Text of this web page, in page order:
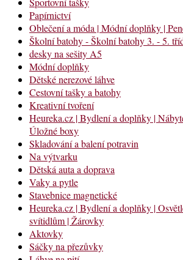
Papírnictví
Oblečení a móda | Módní doplňky |
Školní batohy - Školní batohy 3. - 5.
desky na sešity A5
Módní doplňky
Dětské nerezové láhve
Cestovní tašky a batohy
Kreativní tvoření
Heureka.cz | Bydlení a doplňky |
Úložné boxy
Skladování a balení potravin
Na výtvarku
Dětská auta a doprava
Vaky a pytle
Stavebnice magnetické
Heureka.cz | Bydlení a doplňky |
svítidlům | Žárovky
Aktovky
Sáčky na přezůvky